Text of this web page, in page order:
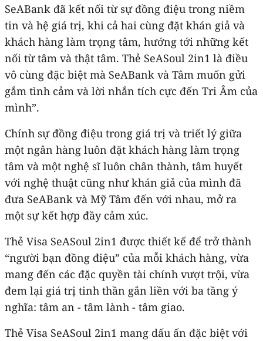
SeABank đã kết nối từ sự đồng điệu trong niềm
tin và hệ giá trị, khi cả hai cùng đặt khán giả và
khách hàng làm trọng tâm, hướng tới những kết
nối từ tâm và thật tâm. Thẻ SeASoul 2in1 là điều
vô cùng đặc biệt mà SeABank và Tâm muốn gửi
gắm tình cảm và lời nhắn tích cực đến Tri Âm của
mình”.
Chính sự đồng điệu trong giá trị và triết lý giữa
một ngân hàng luôn đặt khách hàng làm trọng
tâm và một nghệ sĩ luôn chân thành, tâm huyết
với nghệ thuật cũng như khán giả của mình đã
đưa SeABank và Mỹ Tâm đến với nhau, mở ra
một sự kết hợp đầy cảm xúc.
Thẻ Visa SeASoul 2in1 được thiết kế để trở thành
“người bạn đồng điệu” của mỗi khách hàng, vừa
mang đến các đặc quyền tài chính vượt trội, vừa
đem lại giá trị tinh thần gắn liền với ba tầng ý
nghĩa: tâm an - tâm lành - tâm giao.
Thẻ Visa SeASoul 2in1 mang dấu ấn đặc biệt với